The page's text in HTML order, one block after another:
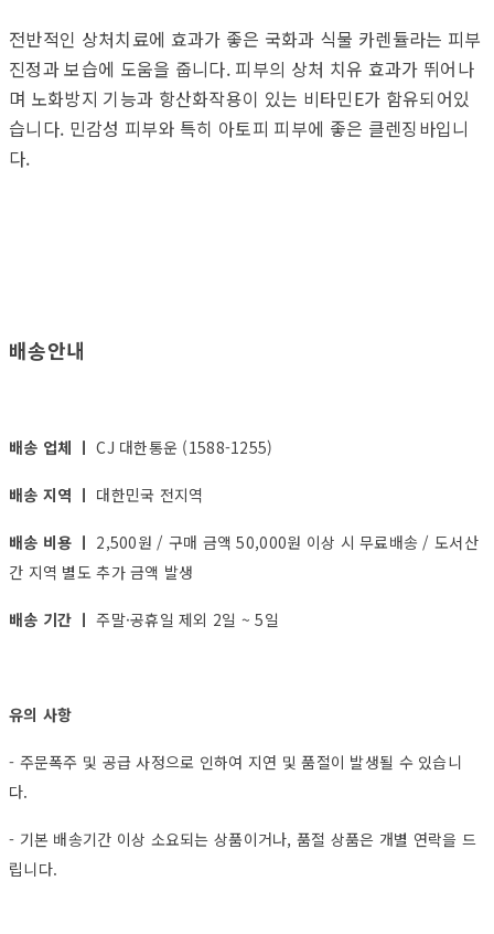
전반적인 상처치료에 효과가 좋은 국화과 식물 카렌듈라는 피부
진정과 보습에 도움을 줍니다. 피부의 상처 치유 효과가 뛰어나
며 노화방지 기능과 항산화작용이 있는 비타민E가 함유되어있
습니다. 민감성 피부와 특히 아토피 피부에 좋은 클렌징바입니
다.
배송안내
배송 업체 ㅣCJ 대한통운 (1588-1255)
배송 지역 ㅣ 대한민국 전지역
배송 비용 ㅣ 2,500원 / 구매 금액 50,000원 이상 시 무료배송 / 도서산
간 지역 별도 추가 금액 발생
배송 기간 ㅣ주말·공휴일 제외 2일 ~ 5일
유의 사항
- 주문폭주 및 공급 사정으로 인하여 지연 및 품절이 발생될 수 있습니
다.
- 기본 배송기간 이상 소요되는 상품이거나, 품절 상품은 개별 연락을 드
립니다.